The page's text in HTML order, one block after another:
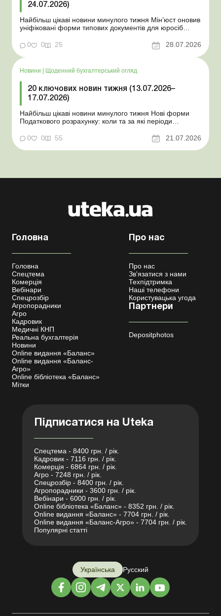
24.07.2026)
Найбільш цікаві новини минулого тижня Мін’юст оновив
уніфіковані форми типових документів для юросіб
координаційного центру з організації бронювання У
працівника виявлено статус «у розшуку»: що потрібно
0 0 25 28.07.2026
Новини | Щоденний бухгалтерський огляд
20 ключових новин тижня (13.07.2026–
17.07.2026)
Найбільш цікаві новини минулого тижня Нові форми
Податкового розрахунку: коли та за які періоди
відстрочки від призову під час мобілізації удосконалено
Кабмін утворив Координаційний центр з організації
бронювання військовозобов’язаних Верховна ...
0 0 55 21.07.2026
Головна
Головна
Спецтема
Комерція
Вебінари
Спецрозбір
Агропорадники
Агро
Кадровик
Медичні КНП
Реальна бухгалтерія
Новини
Online видання «Баланс»
Online видання «Баланс-
Агро»
Online бібліотека «Баланс»
Мітки
Про нас
Про нас
Зв'язатися з нами
Техпідтримка
Наші телефони
Користувацька угода
Партнери
Depositphotos
Підписатися на Uteka
Спецтема - 8400 грн. / рік.
Кадровик - 7116 грн. / рік.
Комерція - 6864 грн. / рік.
Агро - 7248 грн. / рік.
Спецрозбір - 8400 грн. / рік.
Агропорадники - 3600 грн. / рік.
Вебінари - 6000 грн. / рік.
Online бібліотека «Баланс» - 8352 грн. / рік.
Online видання «Баланс» - 7704 грн. / рік.
Online видання «Баланс-Агро» - 7704 грн. / рік.
Популярні статті
Українська Русский